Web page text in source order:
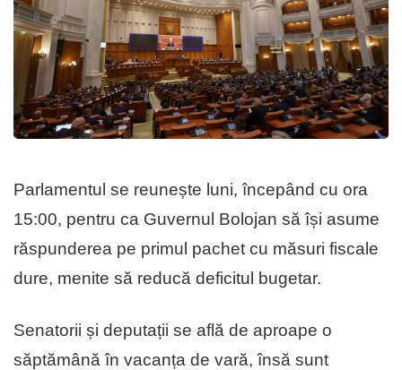
Parlamentul se reunește luni, începând cu ora
15:00, pentru ca Guvernul Bolojan să își asume
răspunderea pe primul pachet cu măsuri fiscale
dure, menite să reducă deficitul bugetar.
Senatorii și deputații se află de aproape o
săptămână în vacanța de vară, însă sunt